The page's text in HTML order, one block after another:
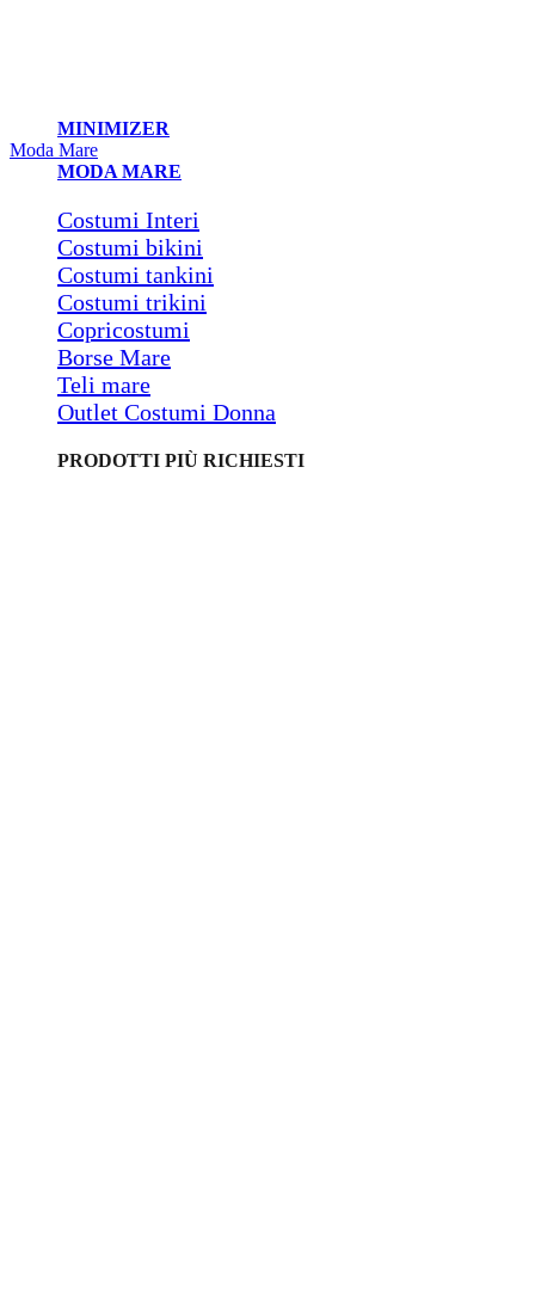
MINIMIZER
Moda Mare
MODA MARE
Costumi Interi
Costumi bikini
Costumi tankini
Costumi trikini
Copricostumi
Borse Mare
Teli mare
Outlet Costumi Donna
PRODOTTI PIÙ RICHIESTI